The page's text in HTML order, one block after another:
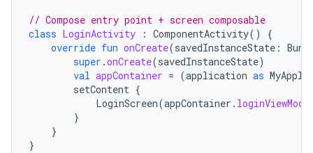
// Compose entry point + screen composable
class LoginActivity : ComponentActivity()
{
override fun onCreate(savedInstanceState :
super .onCreate(savedInstanceState)
val appContainer = (application as
setContent {
LoginScreen(appContainer .
}
}
}